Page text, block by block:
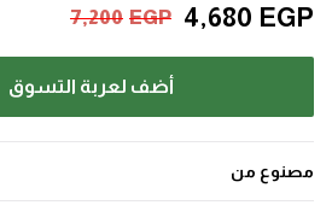
7,200 EGP 4,680 EGP
أضف لعربة التسوق
مصنوع من